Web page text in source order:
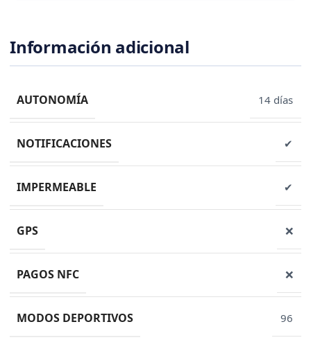
Información adicional
AUTONOMÍA 14 días
NOTIFICACIONES ✔
IMPERMEABLE ✔
GPS ❌
PAGOS NFC ❌
MODOS DEPORTIVOS 96